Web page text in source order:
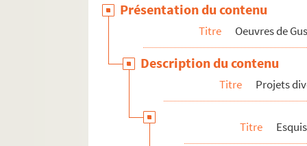
Présentation du contenu
Titre Oeuvres de
Description du contenu
Titre Projets
Titre